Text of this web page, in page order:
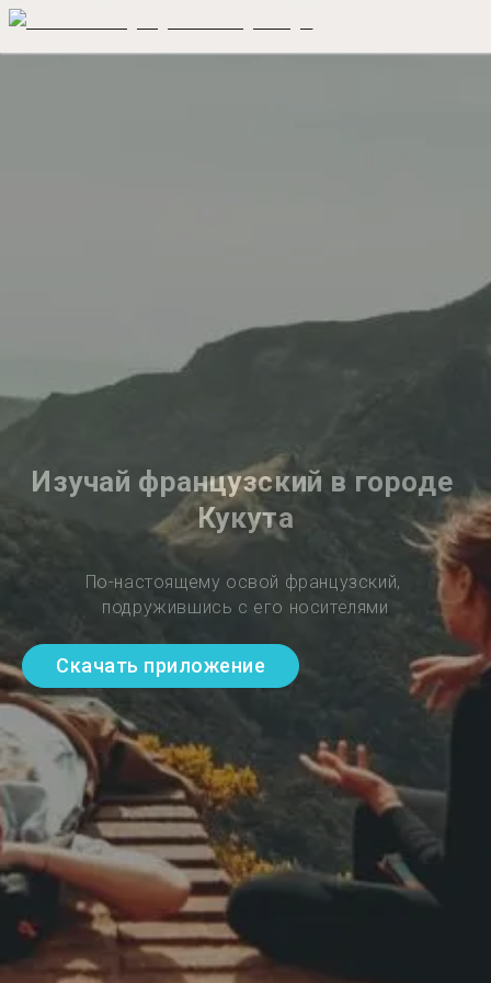
Изучай французский в городе
Кукута
По-настоящему освой французский,
подружившись с его носителями
Скачать приложение